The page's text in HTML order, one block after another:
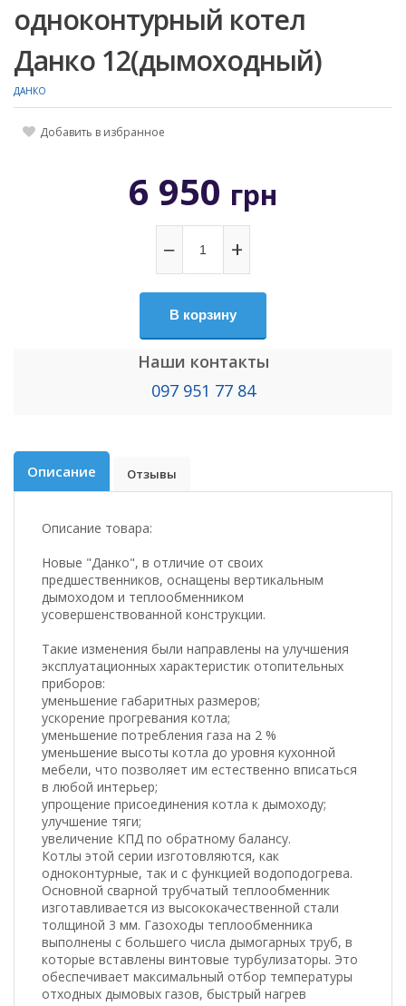
одноконтурный котел
Данко 12(дымоходный)
ДАНКО
Добавить в избранное
6 950 грн
− +
В корзину
Наши контакты
097 951 77 84
Описание Отзывы
Описание товара:
Новые "Данко", в отличие от своих
предшественников, оснащены вертикальным
дымоходом и теплообменником
усовершенствованной конструкции.
Такие изменения были направлены на улучшения
эксплуатационных характеристик отопительных
приборов:
уменьшение габаритных размеров;
ускорение прогревания котла;
уменьшение потребления газа на 2 %
уменьшение высоты котла до уровня кухонной
мебели, что позволяет им естественно вписаться
в любой интерьер;
упрощение присоединения котла к дымоходу;
улучшение тяги;
увеличение КПД по обратному балансу.
Котлы этой серии изготовляются, как
одноконтурные, так и с функцией водоподогрева.
Основной сварной трубчатый теплообменник
изготавливается из высококачественной стали
толщиной 3 мм. Газоходы теплообменника
выполнены с большего числа дымогарных труб, в
которые вставлены винтовые турбулизаторы. Это
обеспечивает максимальный отбор температуры
отходных дымовых газов, быстрый нагрев